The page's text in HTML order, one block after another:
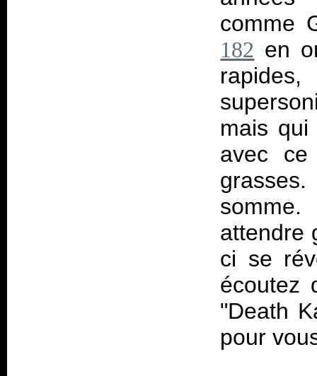
comme
182 en
mais
avec
attendre
ci se
écoutez
"Death
pour